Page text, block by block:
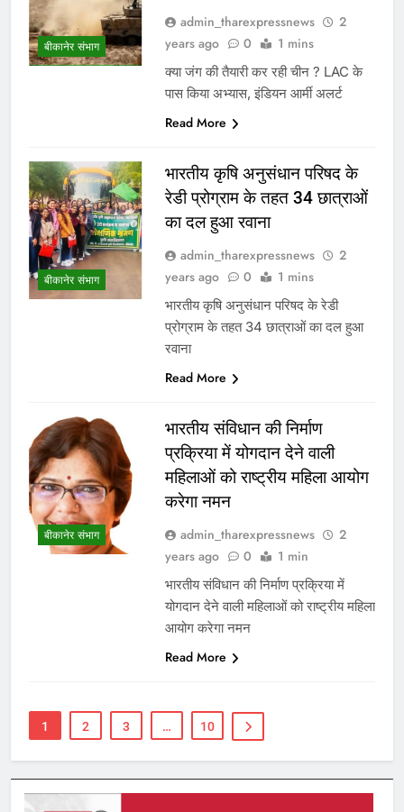
बीकानेर संभाग
admin_tharexpressnews
2
years ago
0 1 mins
क्या जंग की तैयारी कर रही चीन ? LAC के
पास किया अभ्यास, इंडियन आर्मी अलर्ट
Read More
बीकानेर संभाग
भारतीय कृषि अनुसंधान परिषद के
रेडी प्रोग्राम के तहत 34 छात्राओं
का दल हुआ रवाना
admin_tharexpressnews
2
years ago
0 1 mins
भारतीय कृषि अनुसंधान परिषद के रेडी
प्रोग्राम के तहत 34 छात्राओं का दल हुआ
रवाना
Read More
बीकानेर संभाग
भारतीय संविधान की निर्माण
प्रक्रिया में योगदान देने वाली
महिलाओं को राष्ट्रीय महिला आयोग
करेगा नमन
admin_tharexpressnews
2
years ago
0 1 min
भारतीय संविधान की निर्माण प्रक्रिया में
योगदान देने वाली महिलाओं को राष्ट्रीय महिला
आयोग करेगा नमन
Read More
1 2 3 … 10